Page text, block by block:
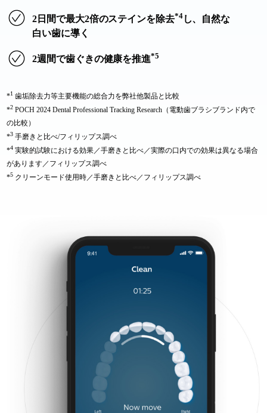
2日間で最大2倍のステインを除去*4し、自然な
白い歯に導く
2週間で歯ぐきの健康を推進*5
*1 歯垢除去力等主要機能の総合力を弊社他製品と比較
*2POCH 2024 Dental Professional Tracking Research（電動歯ブラシブランド内で
の比較）
*3 手磨きと比べ/フィリップス調べ
*4 実験的試験における効果／手磨きと比べ／実際の口内での効果は異なる場合
があります／フィリップス調べ
*5 クリーンモード使用時／手磨きと比べ／フィリップス調べ